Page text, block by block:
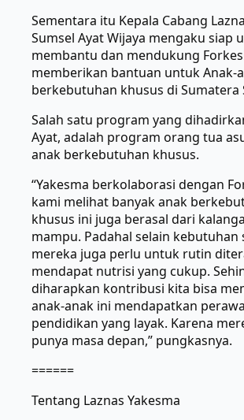
Sementara itu Kepala Cabang
Sumsel Ayat Wijaya mengaku siap
membantu dan mendukung
memberikan bantuan untuk Anak-
berkebutuhan khusus di Sumatera
Salah satu program yang
Ayat, adalah program orang tua
anak berkebutuhan khusus.
“Yakesma berkolaborasi dengan
kami melihat banyak anak
khusus ini juga berasal dari
mampu. Padahal selain kebutuhan
mereka juga perlu untuk rutin
mendapat nutrisi yang cukup.
diharapkan kontribusi kita bisa
anak-anak ini mendapatkan
pendidikan yang layak. Karena
punya masa depan,” pungkasnya.
======
Tentang Laznas Yakesma